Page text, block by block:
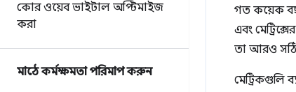
কোর ওয়েব ভাইটাল অপ্টিমাইজ
করা
মাঠে কর্মক্ষমতা পরিমাপ করুন
গত কয়েক
এবং
তা আরও
মেট্রিকগুলি